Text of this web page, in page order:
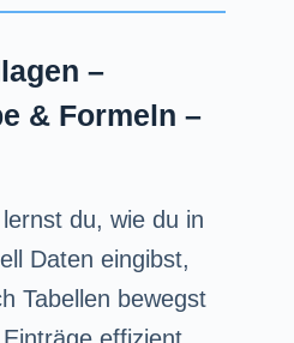
–
& Formeln –
du, wie du in
Daten eingibst,
Tabellen bewegst
effizient